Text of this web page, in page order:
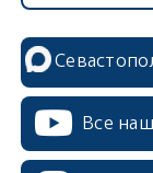
Все